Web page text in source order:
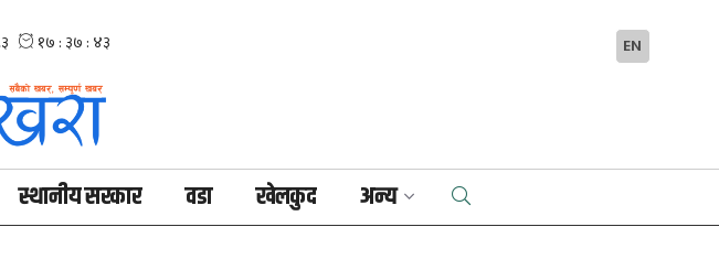
EN
स्थानीय सरकार वडा खेलकुद अन्य